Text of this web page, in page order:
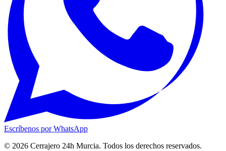
Escríbenos por WhatsApp
© 2026 Cerrajero 24h Murcia. Todos los derechos reservados.